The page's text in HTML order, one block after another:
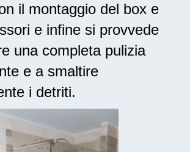
il montaggio del box e
e infine si provvede
una completa pulizia
e a smaltire
i detriti.